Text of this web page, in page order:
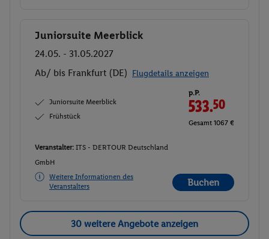
Buchen
Juniorsuite Meerblick
24.05. - 31.05.2027
Ab/ bis Frankfurt (DE) Flugdetails anzeigen
Juniorsuite Meerblick
Frühstück
p.P.
533.50
Gesamt 1067 €
Veranstalter: ITS - DERTOUR Deutschland
GmbH
Weitere Informationen des
Veranstalters
Buchen
30 weitere Angebote anzeigen